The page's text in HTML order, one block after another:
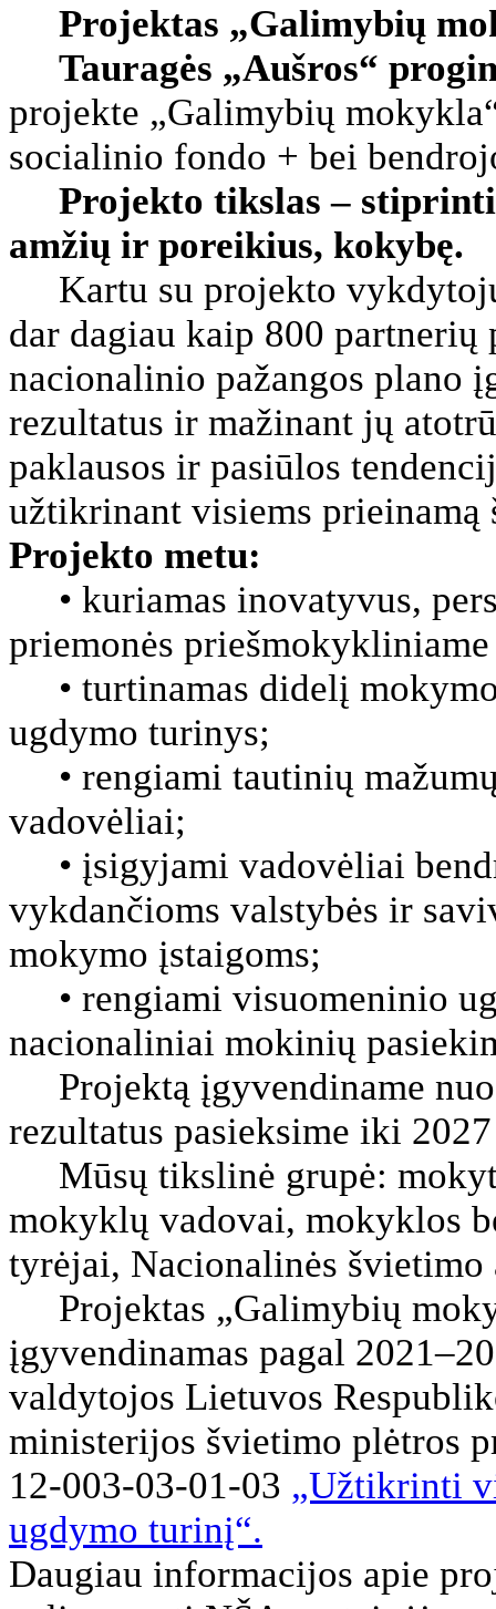
Projektas „Galimybių
Tauragės „Aušros“
projekte „Galimybių
socialinio fondo + bei
Projekto tikslas – stiprinti
amžių ir poreikius, kokybę.
Kartu su projekto
dar dagiau kaip 800
nacionalinio pažangos plano
rezultatus ir mažinant jų
paklausos ir pasiūlos
užtikrinant visiems
Projekto metu:
• kuriamas inovatyvus,
priemonės
• turtinamas didelį
ugdymo turinys;
• rengiami tautinių
vadovėliai;
• įsigyjami vadovėliai
vykdančioms valstybės ir
mokymo įstaigoms;
• rengiami visuomeninio
nacionaliniai mokinių
Projektą įgyvendiname nuo
rezultatus pasieksime iki
Mūsų tikslinė grupė:
mokyklų vadovai, mokyklos
tyrėjai, Nacionalinės
Projektas „Galimybių
įgyvendinamas pagal
valdytojos Lietuvos
ministerijos švietimo plėtros
12-003-03-01-03 „Užtikrinti
ugdymo turinį“.
Daugiau informacijos apie